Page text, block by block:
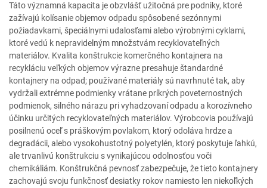
Táto významná kapacita je obzvlášť užitočná pre podniky, ktoré
zažívajú kolísanie objemov odpadu spôsobené sezónnymi
požiadavkami, špeciálnymi udalosťami alebo výrobnými cyklami,
ktoré vedú k nepravidelným množstvám recyklovateľných
materiálov. Kvalita konštrukcie komerčného kontajnera na
recykláciu veľkých objemov výrazne presahuje štandardné
kontajnery na odpad; používané materiály sú navrhnuté tak, aby
vydržali extrémne podmienky vrátane príkrých poveternostných
podmienok, silného nárazu pri vyhadzovaní odpadu a korozívneho
účinku určitých recyklovateľných materiálov. Výrobcovia používajú
posilnenú oceľ s práškovým povlakom, ktorý odoláva hrdze a
degradácii, alebo vysokohustotný polyetylén, ktorý poskytuje ľahkú,
ale trvanlivú konštrukciu s vynikajúcou odolnosťou voči
chemikáliám. Konštrukčná pevnosť zabezpečuje, že tieto kontajnery
zachovajú svoju funkčnosť desiatky rokov namiesto len niekoľkých